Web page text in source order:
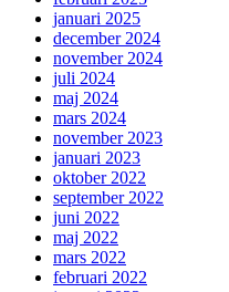
januari 2025
december 2024
november 2024
juli 2024
maj 2024
mars 2024
november 2023
januari 2023
oktober 2022
september 2022
juni 2022
maj 2022
mars 2022
februari 2022